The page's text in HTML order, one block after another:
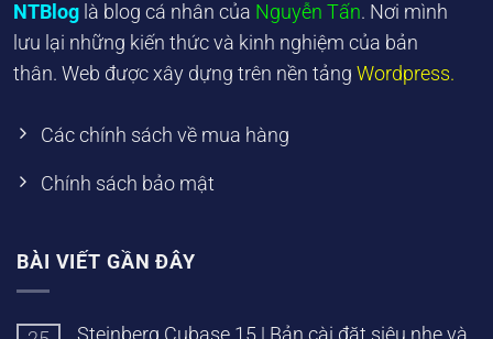
NTBlog là blog cá nhân của Nguyễn Tấn. Nơi mình
lưu lại những kiến thức và kinh nghiệm của bản
thân. Web được xây dựng trên nền tảng Wordpress.
Các chính sách về mua hàng
Chính sách bảo mật
BÀI VIẾT GẦN ĐÂY
Steinberg Cubase 15 | Bản cài đặt siêu nhẹ và